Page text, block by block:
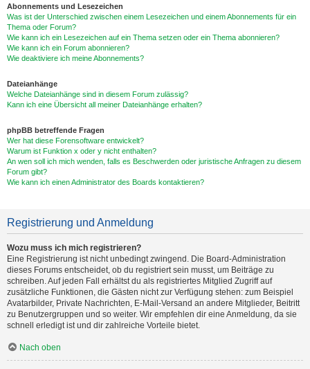
Abonnements und Lesezeichen
Was ist der Unterschied zwischen einem Lesezeichen und einem Abonnements für ein
Thema oder Forum?
Wie kann ich ein Lesezeichen auf ein Thema setzen oder ein Thema abonnieren?
Wie kann ich ein Forum abonnieren?
Wie deaktiviere ich meine Abonnements?
Dateianhänge
Welche Dateianhänge sind in diesem Forum zulässig?
Kann ich eine Übersicht all meiner Dateianhänge erhalten?
phpBB betreffende Fragen
Wer hat diese Forensoftware entwickelt?
Warum ist Funktion x oder y nicht enthalten?
An wen soll ich mich wenden, falls es Beschwerden oder juristische Anfragen zu diesem
Forum gibt?
Wie kann ich einen Administrator des Boards kontaktieren?
Registrierung und Anmeldung
Wozu muss ich mich registrieren?
Eine Registrierung ist nicht unbedingt zwingend. Die Board-Administration
dieses Forums entscheidet, ob du registriert sein musst, um Beiträge zu
schreiben. Auf jeden Fall erhältst du als registriertes Mitglied Zugriff auf
zusätzliche Funktionen, die Gästen nicht zur Verfügung stehen: zum Beispiel
Avatarbilder, Private Nachrichten, E-Mail-Versand an andere Mitglieder, Beitritt
zu Benutzergruppen und so weiter. Wir empfehlen dir eine Anmeldung, da sie
schnell erledigt ist und dir zahlreiche Vorteile bietet.
Nach oben